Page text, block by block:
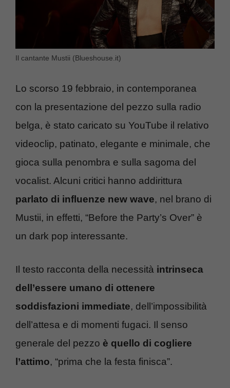
Il cantante Mustii (Blueshouse.it)
Lo scorso 19 febbraio, in contemporanea
con la presentazione del pezzo sulla radio
belga, è stato caricato su YouTube il relativo
videoclip, patinato, elegante e minimale, che
gioca sulla penombra e sulla sagoma del
vocalist. Alcuni critici hanno addirittura
parlato di influenze new wave, nel brano di
Mustii, in effetti, “Before the Party’s Over” è
un dark pop interessante.
Il testo racconta della necessità intrinseca
dell’essere umano di ottenere
soddisfazioni immediate, dell’impossibilità
dell’attesa e di momenti fugaci. Il senso
generale del pezzo è quello di cogliere
l’attimo, “prima che la festa finisca”.